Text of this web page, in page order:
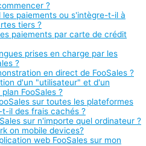
?
les paiements ou s'intègre-t-il à
tiers ?
paiements par carte de crédit
prises en charge par les
?
en direct de FooSales ?
d'un "utilisateur" et d'un
FooSales ?
sur toutes les plateformes
il des frais cachés ?
sur n'importe quel ordinateur ?
on mobile devices?
web FooSales sur mon